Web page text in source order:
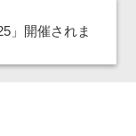
」開催されま